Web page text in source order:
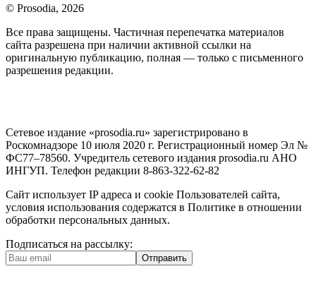
© Prosodia, 2026
Все права защищены. Частичная перепечатка материалов
сайта разрешена при наличии активной ссылки на
оригинальную публикацию, полная — только с письменного
разрешения редакции.
Сетевое издание «prosodia.ru» зарегистрировано в
Роскомнадзоре 10 июля 2020 г. Регистрационный номер Эл №
ФС77–78560. Учредитель сетевого издания prosodia.ru АНО
ИНГУП. Телефон редакции 8-863-322-62-82
Сайт использует IP адреса и cookie Пользователей сайта,
условия использования содержатся в Политике в отношении
обработки персональных данных.
Подписаться на рассылку:
Отправить